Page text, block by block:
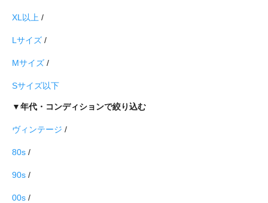
XL以上 /
Lサイズ /
Mサイズ /
Sサイズ以下
▼年代・コンディションで絞り込む
ヴィンテージ /
80s /
90s /
00s /